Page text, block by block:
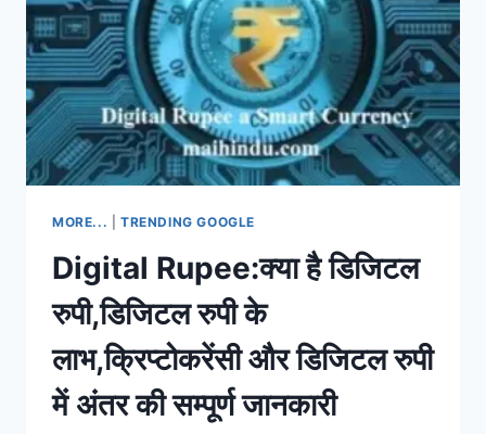
दोहे
हिन्दी
मे
अर्थ
सहित
MORE... TRENDING GOOGLE
Digital Rupee:क्या है डिजिटल
रुपी,डिजिटल रुपी के
लाभ,क्रिप्टोकरेंसी और डिजिटल रुपी
में अंतर की सम्पूर्ण जानकारी